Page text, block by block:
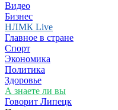
Видео
Бизнес
НЛМК Live
Главное в стране
Спорт
Экономика
Политика
Здоровье
А знаете ли вы
Говорит Липецк